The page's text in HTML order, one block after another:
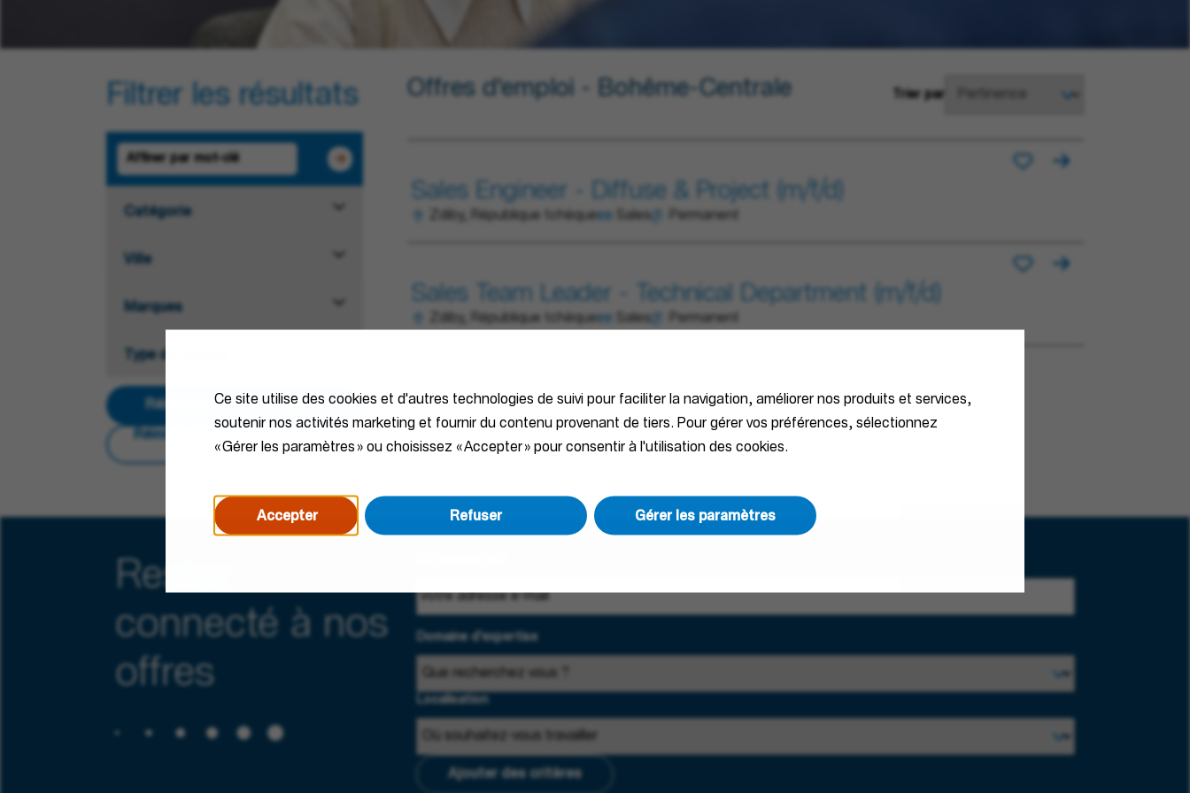
Ce site utilise des cookies et d'autres technologies de suivi pour faciliter la navigation, améliorer nos produits et services,
soutenir nos activités marketing et fournir du contenu provenant de tiers. Pour gérer vos préférences, sélectionnez
« Gérer les paramètres » ou choisissez « Accepter » pour consentir à l'utilisation des cookies.
Accepter Refuser Gérer les paramètres
Filtrer les résultats
Catégorie
Ville
Marques
Type de contrat
Réinitialiser tous les filtres
Réinitialiser les résultats de la
recherche
Trier par
Offres d'emploi - Bohême-Centrale
Sales Engineer - Diffuse & Project (m/f/d)
Zdiby, République tchèque Sales Permanent
Sales Team Leader - Technical Department (m/f/d)
Zdiby, République tchèque Sales Permanent
Restez
connecté à nos
offres
Domaine d'expertise
Localisation
Ajouter des critères